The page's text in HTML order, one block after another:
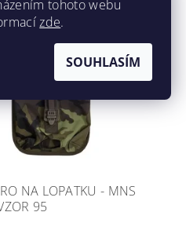
NA LOPATKU - MNS
95
tohoto webu
zde.
SOUHLASÍM